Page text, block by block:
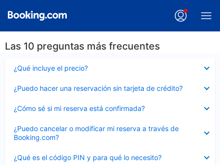
Las 10 preguntas más frecuentes
¿Qué incluye el precio?
cerrado
¿Puedo hacer una reservación sin tarjeta de crédito?
cerrado
¿Cómo sé si mi reserva está confirmada?
cerrado
¿Puedo cancelar o modificar mi reserva a través de
Booking.com?
cerrado
¿Qué es el código PIN y para qué lo necesito?
cerrado